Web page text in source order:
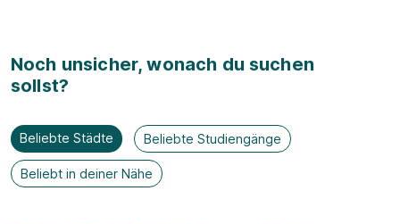
Noch unsicher, wonach du suchen
sollst?
Beliebte Städte Beliebte Studiengänge
Beliebt in deiner Nähe